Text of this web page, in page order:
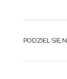
PODZIEL SIĘ